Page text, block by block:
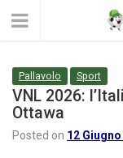
Pallavolo Sport
VNL 2026:
Ottawa
Posted on 12